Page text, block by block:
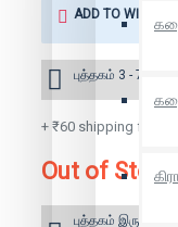
ADD TO WISH LIST
புத்தகம் 3 - 7
+ ₹60 shipping fee*
Out of Stock
புத்தகம் இருப்பில்